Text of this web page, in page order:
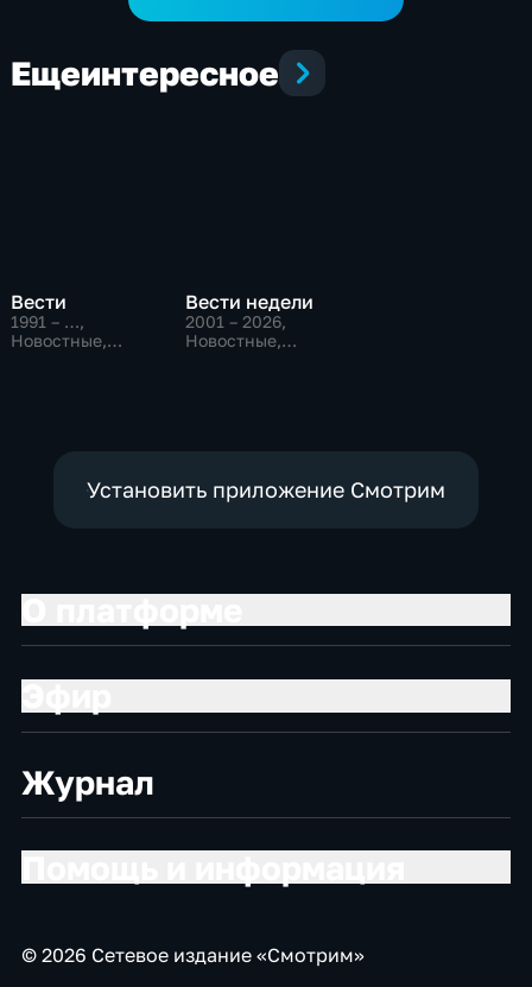
Ещеинтересное
Вести
1991 – …,
Новостные,
Вести недели
2001 – 2026,
Новостные,
Установить приложение Смотрим
Журнал
© 2026 Сетевое издание «Смотрим»